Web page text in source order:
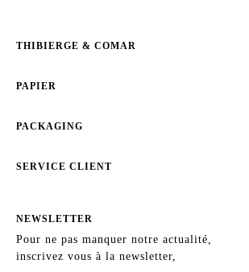
THIBIERGE & COMAR
PAPIER
PACKAGING
SERVICE CLIENT
NEWSLETTER
Pour ne pas manquer notre actualité,
inscrivez vous à la newsletter,